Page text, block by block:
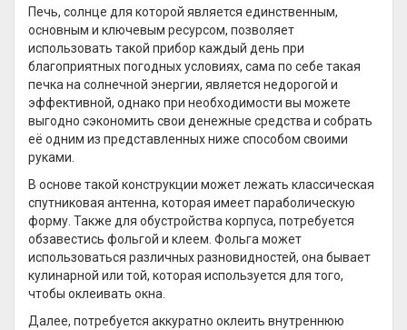
Печь, солнце для которой является единственным,
основным и ключевым ресурсом, позволяет
использовать такой прибор каждый день при
благоприятных погодных условиях, сама по себе такая
печка на солнечной энергии, является недорогой и
эффективной, однако при необходимости вы можете
выгодно сэкономить свои денежные средства и собрать
её одним из представленных ниже способом своими
руками.
В основе такой конструкции может лежать классическая
спутниковая антенна, которая имеет параболическую
форму. Также для обустройства корпуса, потребуется
обзавестись фольгой и клеем. Фольга может
использоваться различных разновидностей, она бывает
кулинарной или той, которая используется для того,
чтобы оклеивать окна.
Далее, потребуется аккуратно оклеить внутреннюю